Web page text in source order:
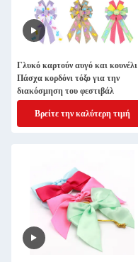
Γλυκό καρτούν αυγό και κουνέλι
Πάσχα κορδόνι τόξο για την
διακόσμηση του φεστιβάλ
Βρείτε την καλύτερη τιμή